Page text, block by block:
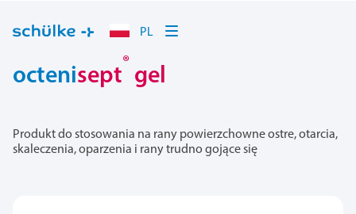
PL
octenisept
®
gel
Produkt do stosowania na rany powierzchowne ostre, otarcia,
skaleczenia, oparzenia i rany trudno gojące się